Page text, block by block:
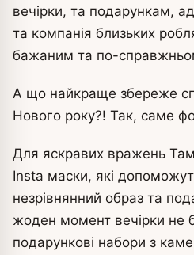
вечірки, та подарункам,
та компанія близьких
бажаним та по-
А що найкраще збереже
Нового року?! Так, саме
Для яскравих вражень
Insta маски, які
незрівнянний образ та
жоден момент вечірки не
подарункові набори з